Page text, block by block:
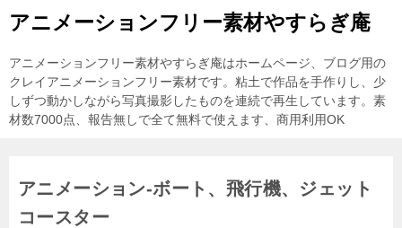
アニメーションフリー素材やすらぎ庵
アニメーションフリー素材やすらぎ庵はホームページ、ブログ用の
クレイアニメーションフリー素材です。粘土で作品を手作りし、少
しずつ動かしながら写真撮影したものを連続で再生しています。素
材数7000点、報告無しで全て無料で使えます、商用利用OK
アニメーション-ボート、飛行機、ジェット
コースター